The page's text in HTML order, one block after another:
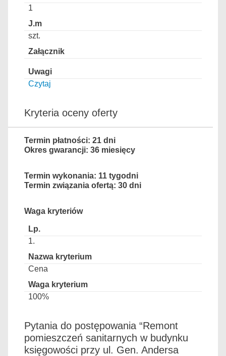
1
szt.
Czytaj
Kryteria oceny oferty
Termin płatności: 21 dni
Okres gwarancji: 36 miesięcy
Termin wykonania: 11 tygodni
Termin związania ofertą: 30 dni
Waga kryteriów
1.
Cena
100%
Pytania do postępowania “Remont
pomieszczeń sanitarnych w budynku
księgowości przy ul. Gen. Andersa